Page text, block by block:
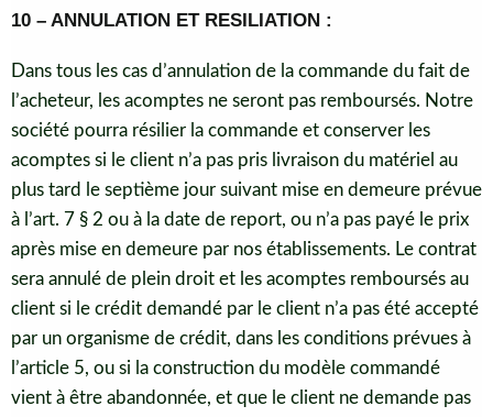
10 – ANNULATION ET RESILIATION :
Dans tous les cas d’annulation de la commande du fait de
l’acheteur, les acomptes ne seront pas remboursés. Notre
société pourra résilier la commande et conserver les
acomptes si le client n’a pas pris livraison du matériel au
plus tard le septième jour suivant mise en demeure prévue
à l’art. 7 § 2 ou à la date de report, ou n’a pas payé le prix
après mise en demeure par nos établissements. Le contrat
sera annulé de plein droit et les acomptes remboursés au
client si le crédit demandé par le client n’a pas été accepté
par un organisme de crédit, dans les conditions prévues à
l’article 5, ou si la construction du modèle commandé
vient à être abandonnée, et que le client ne demande pas